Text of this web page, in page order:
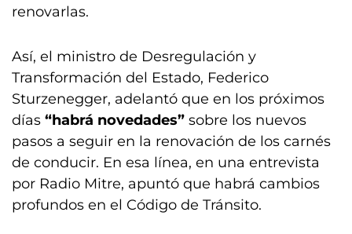
renovarlas.
Así, el ministro de Desregulación y
Transformación del Estado, Federico
Sturzenegger, adelantó que en los próximos
días “habrá novedades” sobre los nuevos
pasos a seguir en la renovación de los carnés
de conducir. En esa línea, en una entrevista
por Radio Mitre, apuntó que habrá cambios
profundos en el Código de Tránsito.